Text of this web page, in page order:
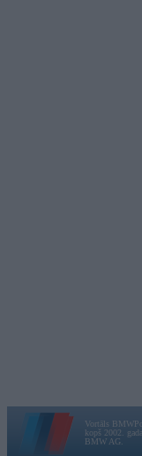
Vortāls
kopš 2002.
BMW AG.